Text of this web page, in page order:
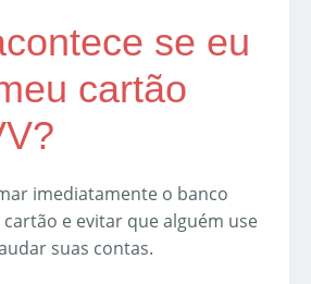
se eu
cartão
imediatamente o banco
e evitar que alguém use
suas contas.